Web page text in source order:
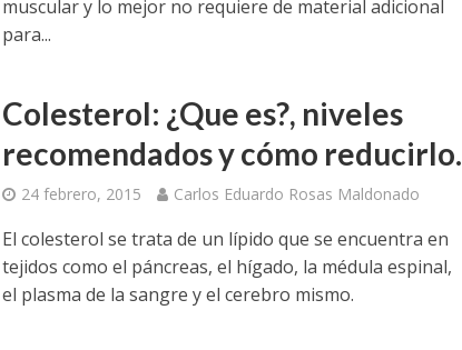
muscular y lo mejor no requiere de material adicional
para...
Colesterol: ¿Que es?, niveles
recomendados y cómo reducirlo.
24 febrero, 2015 Carlos Eduardo Rosas Maldonado
El colesterol se trata de un lípido que se encuentra en
tejidos como el páncreas, el hígado, la médula espinal,
el plasma de la sangre y el cerebro mismo.